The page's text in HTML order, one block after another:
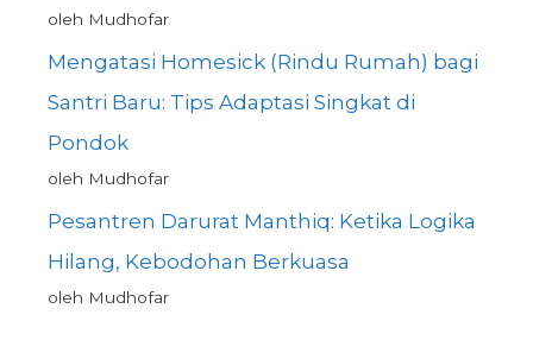
oleh Mudhofar
Mengatasi Homesick (Rindu Rumah) bagi
Santri Baru: Tips Adaptasi Singkat di
Pondok
oleh Mudhofar
Pesantren Darurat Manthiq: Ketika Logika
Hilang, Kebodohan Berkuasa
oleh Mudhofar